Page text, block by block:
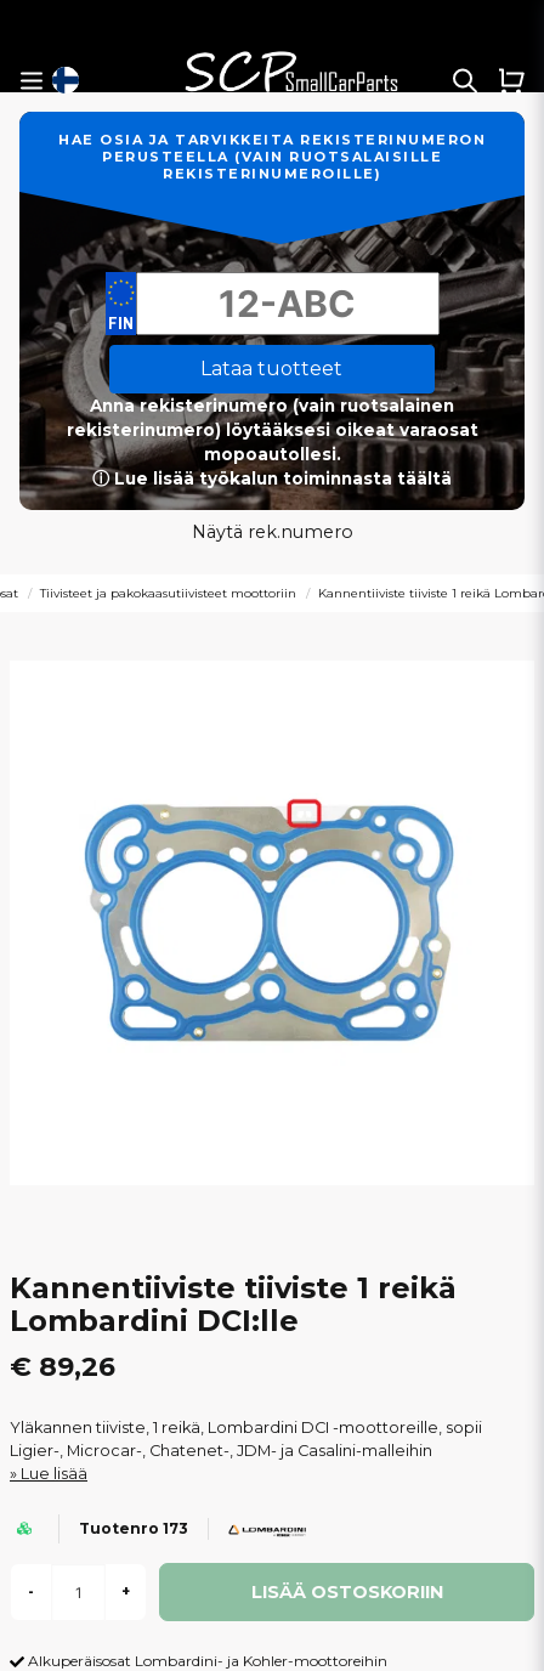
HAE OSIA JA TARVIKKEITA REKISTERINUMERON
PERUSTEELLA (VAIN RUOTSALAISILLE
REKISTERINUMEROILLE)
Lataa tuotteet
Anna rekisterinumero (vain ruotsalainen
rekisterinumero) löytääksesi oikeat varaosat
mopoautollesi.
ⓘ Lue lisää työkalun toiminnasta täältä
Näytä rek.numero
Tiivisteet ja pakokaasutiivisteet moottoriin Kannentiiviste tiiviste 1 reikä
Kannentiiviste tiiviste 1 reikä
Lombardini DCI:lle
€ 89,26
Yläkannen tiiviste, 1 reikä, Lombardini DCI -moottoreille, sopii
Ligier-, Microcar-, Chatenet-, JDM- ja Casalini-malleihin
Lue lisää
Tuotenro 173
- + LISÄÄ OSTOSKORIIN
Alkuperäisosat Lombardini- ja Kohler-moottoreihin